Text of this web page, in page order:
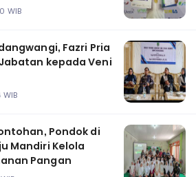
WIB
Fazri Pria
kepada Veni
Pondok di
Mandiri Kelola
Pangan